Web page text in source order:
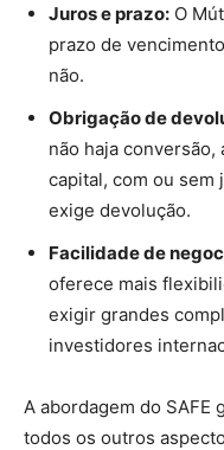
Juros e prazo: O
prazo de
não.
Obrigação de
não haja
capital, com ou sem
exige devolução.
Facilidade de
oferece mais
exigir grandes
investidores
A abordagem do SAFE
todos os outros